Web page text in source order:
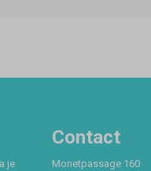
je
Contact
Monetpassage 160